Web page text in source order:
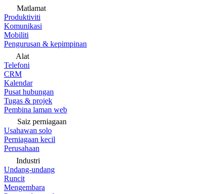
Matlamat
Produktiviti
Komunikasi
Mobiliti
Pengurusan & kepimpinan
Alat
Telefoni
CRM
Kalendar
Pusat hubungan
Tugas & projek
Pembina laman web
Saiz perniagaan
Usahawan solo
Perniagaan kecil
Perusahaan
Industri
Undang-undang
Runcit
Mengembara